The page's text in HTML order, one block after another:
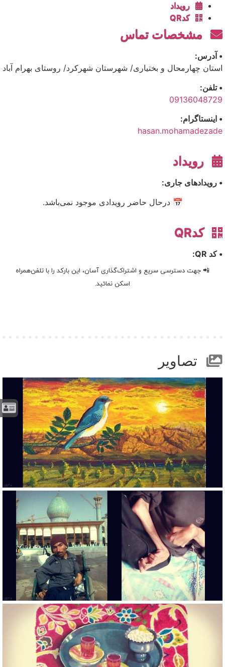
رویداد
کدQR
مشخصات تماس
• آدرس:
استان چهارمحال و بختیاری/ شهرستان شهرکرد/ روستای بهرام آباد
• تلفن:
09136048729
• اینستاگرام:
hasan.mohamadezade
رویداد
• رویدادهای جاری:
📅 درحال حاضر رویدادی موجود نمی‌باشد.
کدQR
• کد QR:
📲 جهت دسترسی سریع و اشتراک‌گذاری آسان، این بارکد را با تلفن‌همراه
اسکن نمائید.
تصاویر